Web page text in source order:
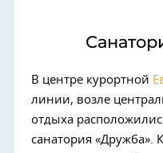
В центре курортной
линии, возле
отдыха
санатория «Дружба».